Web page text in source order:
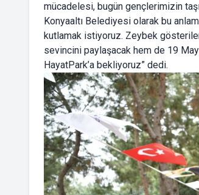
mücadelesi, bugün gençlerimizin
Konyaaltı Belediyesi olarak bu
kutlamak istiyoruz. Zeybek
sevincini paylaşacak hem de 19
HayatPark’a bekliyoruz” dedi.